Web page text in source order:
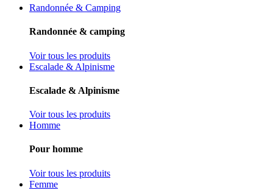
Randonnée & Camping
Randonnée & camping
Voir tous les produits
Escalade & Alpinisme
Escalade & Alpinisme
Voir tous les produits
Homme
Pour homme
Voir tous les produits
Femme